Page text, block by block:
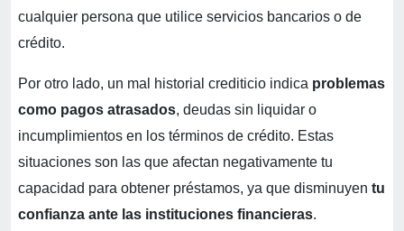
cualquier persona que utilice servicios bancarios o de
crédito.
Por otro lado, un mal historial crediticio indica problemas
como pagos atrasados, deudas sin liquidar o
incumplimientos en los términos de crédito. Estas
situaciones son las que afectan negativamente tu
capacidad para obtener préstamos, ya que disminuyen tu
confianza ante las instituciones financieras.